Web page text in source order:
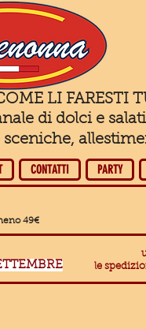
LI FARESTI
di dolci e
sceniche,
CONTATTI PARTY
49€
le